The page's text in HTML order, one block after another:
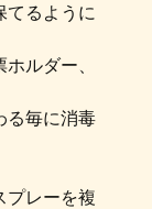
るように
ルダー、
る毎に消毒
レーを複